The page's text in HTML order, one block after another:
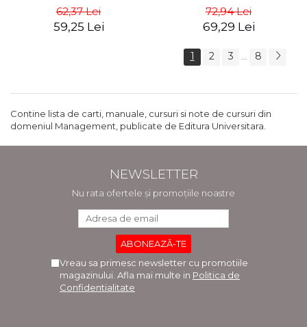
Sinek
62,37 Lei
59,25 Lei
72,94 Lei
69,29 Lei
1 2 3 ... 8
Contine lista de carti, manuale, cursuri si note de cursuri din
domeniul Management, publicate de Editura Universitara.
NEWSLETTER
Nu rata ofertele și promoțiile noastre
Vreau sa primesc newsletter cu promotiile
magazinului. Afla mai multe in Politica de
Confidentialitate